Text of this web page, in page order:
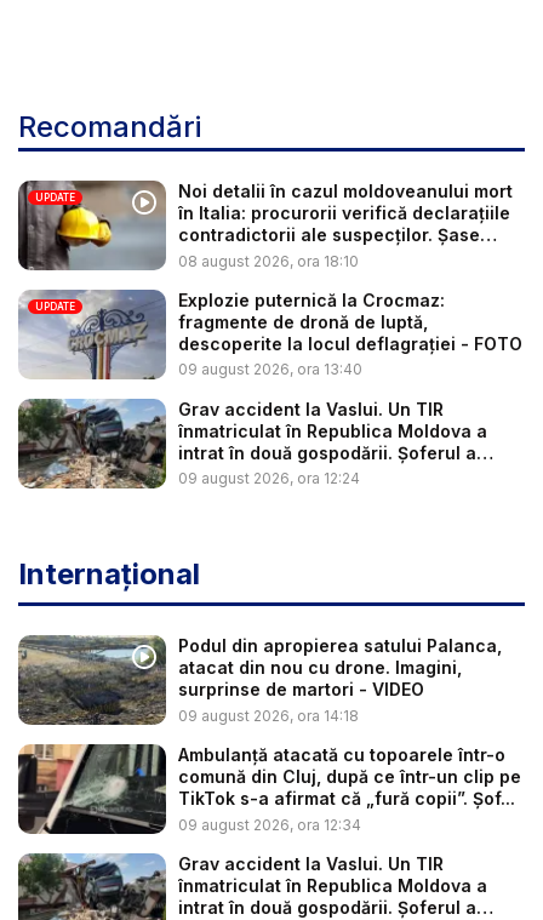
Recomandări
UPDATE
Noi detalii în cazul moldoveanului mort
în Italia: procurorii verifică declarațiile
contradictorii ale suspecților. Șase
per...
08 august 2026, ora 18:10
UPDATE
Explozie puternică la Crocmaz:
fragmente de dronă de luptă,
descoperite la locul deflagrației - FOTO
09 august 2026, ora 13:40
Grav accident la Vaslui. Un TIR
înmatriculat în Republica Moldova a
intrat în două gospodării. Șoferul a
răm...
09 august 2026, ora 12:24
Internațional
Podul din apropierea satului Palanca,
atacat din nou cu drone. Imagini,
surprinse de martori - VIDEO
09 august 2026, ora 14:18
Ambulanţă atacată cu topoarele într-o
comună din Cluj, după ce într-un clip pe
TikTok s-a afirmat că „fură copii”. Șof...
09 august 2026, ora 12:34
Grav accident la Vaslui. Un TIR
înmatriculat în Republica Moldova a
intrat în două gospodării. Șoferul a